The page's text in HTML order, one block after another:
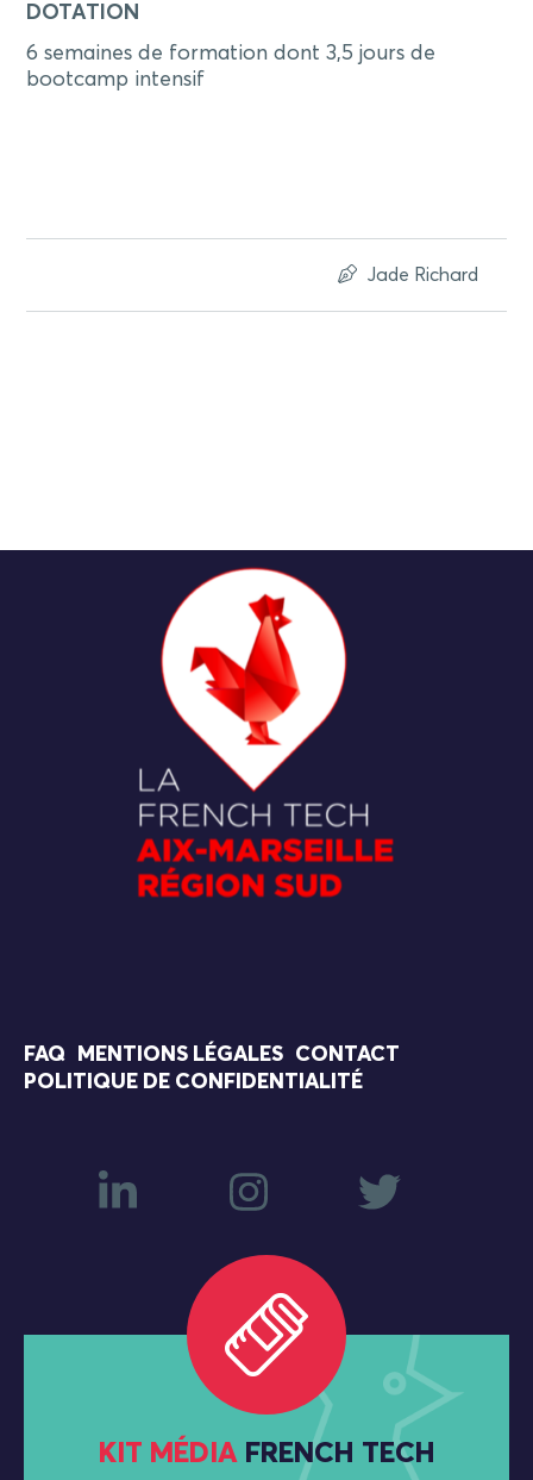
DOTATION
6 semaines de formation dont 3,5 jours de
bootcamp intensif
Jade Richard
FAQ MENTIONS LÉGALES
CONTACT
POLITIQUE DE CONFIDENTIALITÉ
KIT MÉDIA FRENCH TECH